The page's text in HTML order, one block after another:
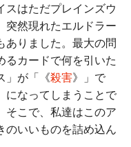
スはただプレインズウ
突然現れたエルドラー
ありました。最大の問
るカードで何を引いた
」が「《殺害》」で
になってしまうことで
そこで、私達はこのア
のいいものを詰め込ん